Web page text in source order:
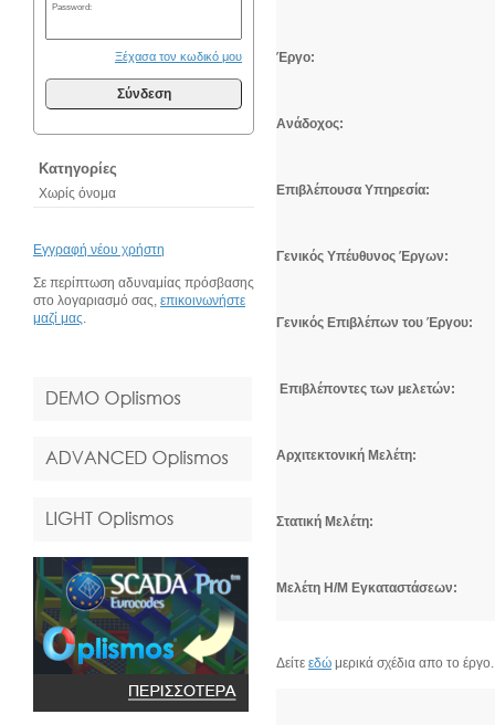
Password:
Ξέχασα τον κωδικό μου
Σύνδεση
Κατηγορίες
Χωρίς όνομα
Εγγραφή νέου χρήστη
Σε περίπτωση αδυναμίας πρόσβασης
στο λογαριασμό σας, επικοινωνήστε
μαζί μας.
Έργο:
Ανάδοχος:
Επιβλέπουσα Υπηρεσία:
Γενικός Υπέυθυνος Έργων:
Γενικός Επιβλέπων του Έργου:
Επιβλέποντες των μελετών:
Αρχιτεκτονική Μελέτη:
Στατική Μελέτη:
Μελέτη Η/Μ Εγκαταστάσεων:
Δείτε εδώ μερικά σχέδια απο το έργο.